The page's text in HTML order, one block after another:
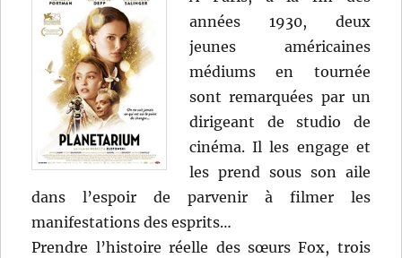
années 1930, deux
jeunes américaines
médiums en tournée
sont remarquées par un
dirigeant de studio de
cinéma. Il les engage et
les prend sous son aile
dans l’espoir de parvenir à filmer les
manifestations des esprits…
Prendre l’histoire réelle des sœurs Fox, trois